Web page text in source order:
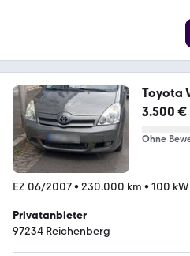
Toyota
3.500 €
Ohne
EZ 06/2007• 230.000 km • 100 kW
Privatanbieter
97234 Reichenberg